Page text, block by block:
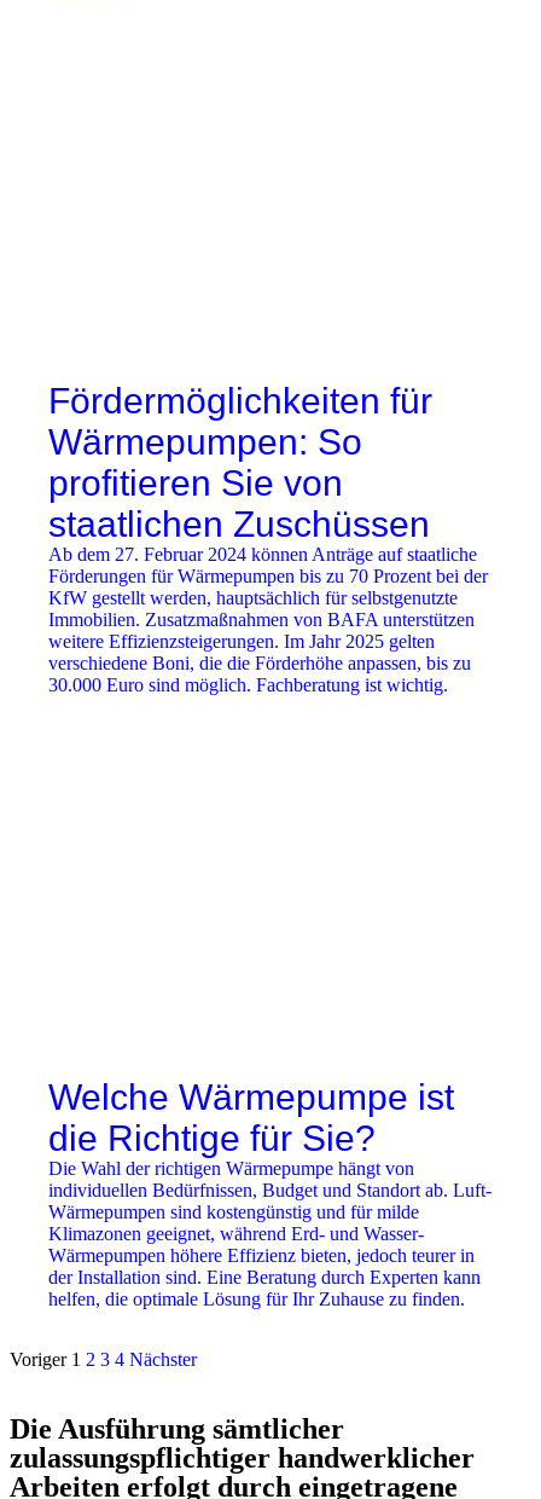
Fördermöglichkeiten für
Wärmepumpen: So
profitieren Sie von
staatlichen Zuschüssen
Ab dem 27. Februar 2024 können Anträge auf staatliche
Förderungen für Wärmepumpen bis zu 70 Prozent bei der
KfW gestellt werden, hauptsächlich für selbstgenutzte
Immobilien. Zusatzmaßnahmen von BAFA unterstützen
weitere Effizienzsteigerungen. Im Jahr 2025 gelten
verschiedene Boni, die die Förderhöhe anpassen, bis zu
30.000 Euro sind möglich. Fachberatung ist wichtig.
Welche Wärmepumpe ist
die Richtige für Sie?
Die Wahl der richtigen Wärmepumpe hängt von
individuellen Bedürfnissen, Budget und Standort ab. Luft-
Wärmepumpen sind kostengünstig und für milde
Klimazonen geeignet, während Erd- und Wasser-
Wärmepumpen höhere Effizienz bieten, jedoch teurer in
der Installation sind. Eine Beratung durch Experten kann
helfen, die optimale Lösung für Ihr Zuhause zu finden.
Voriger 1 2 3 4 Nächster
Die Ausführung sämtlicher
zulassungspflichtiger handwerklicher
Arbeiten erfolgt durch eingetragene